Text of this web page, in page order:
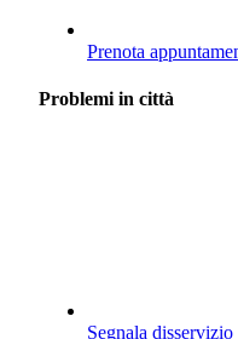
Prenota
Problemi in città
Segnala disservizio